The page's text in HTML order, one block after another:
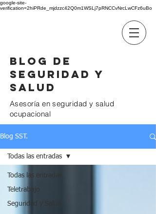
google-site-
verification=2hiPRde_mjdzzc42Q0m1WSLj7pRNCCvNrcLwCFz6uBo
Blog de
seguridad y
salud
Asesoría en seguridad y salud
ocupacional
Blog SST.
Todas las entradas
Teletrabajo
Seguridad y Salud
Todas las entradas